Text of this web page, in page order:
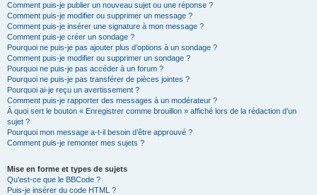
Comment puis-je publier un nouveau sujet ou une réponse ?
Comment puis-je modifier ou supprimer un message ?
Comment puis-je insérer une signature à mon message ?
Comment puis-je créer un sondage ?
Pourquoi ne puis-je pas ajouter plus d’options à un sondage ?
Comment puis-je modifier ou supprimer un sondage ?
Pourquoi ne puis-je pas accéder à un forum ?
Pourquoi ne puis-je pas transférer de pièces jointes ?
Pourquoi ai-je reçu un avertissement ?
Comment puis-je rapporter des messages à un modérateur ?
À quoi sert le bouton « Enregistrer comme brouillon » affiché lors de la rédaction d’un
sujet ?
Pourquoi mon message a-t-il besoin d’être approuvé ?
Comment puis-je remonter mes sujets ?
Mise en forme et types de sujets
Qu’est-ce que le BBCode ?
Puis-je insérer du code HTML ?